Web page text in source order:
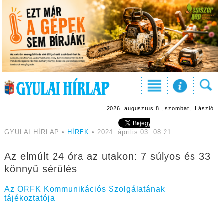
2026. augusztus 8., szombat, László
GYULAI HÍRLAP • HÍREK • 2024. április 03. 08:21
Az elmúlt 24 óra az utakon: 7 súlyos és 33
könnyű sérülés
Az ORFK Kommunikációs Szolgálatának
tájékoztatója